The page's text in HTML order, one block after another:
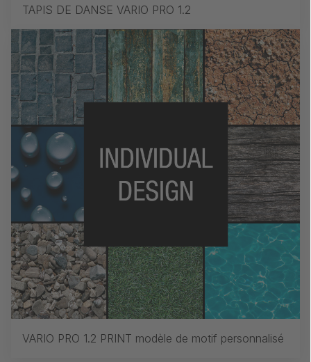
TAPIS DE DANSE VARIO PRO 1.2
VARIO PRO 1.2 PRINT modèle de motif personnalisé